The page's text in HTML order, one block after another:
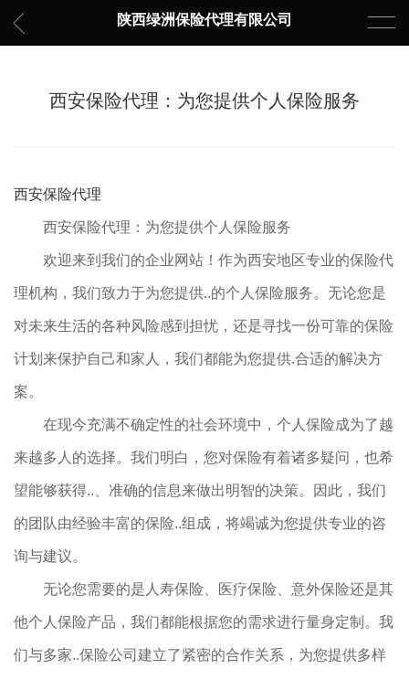
陕西绿洲保险代理有限公司
西安保险代理：为您提供个人保险服务
西安保险代理
西安保险代理：为您提供个人保险服务
欢迎来到我们的企业网站！作为西安地区专业的保险代
理机构，我们致力于为您提供..的个人保险服务。无论您是
对未来生活的各种风险感到担忧，还是寻找一份可靠的保险
计划来保护自己和家人，我们都能为您提供.合适的解决方
案。
在现今充满不确定性的社会环境中，个人保险成为了越
来越多人的选择。我们明白，您对保险有着诸多疑问，也希
望能够获得..、准确的信息来做出明智的决策。因此，我们
的团队由经验丰富的保险..组成，将竭诚为您提供专业的咨
询与建议。
无论您需要的是人寿保险、医疗保险、意外保险还是其
他个人保险产品，我们都能根据您的需求进行量身定制。我
们与多家..保险公司建立了紧密的合作关系，为您提供多样